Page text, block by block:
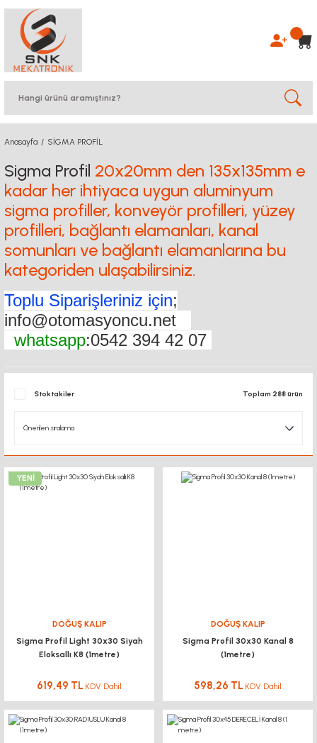
Anasayfa SİGMA PROFİL
Sigma Profil 20x20mm den 135x135mm e
kadar her ihtiyaca uygun aluminyum
sigma profiller, konveyör profilleri, yüzey
profilleri, bağlantı elamanları, kanal
somunları ve bağlantı elamanlarına bu
kategoriden ulaşabilirsiniz.
Toplu Siparişleriniz için;
info@otomasyoncu.net
whatsapp:0542 394 42 07
Stoktakiler Toplam 288 ürün
YENİ
DOĞUŞ KALIP
Sigma Profil Light 30x30 Siyah
Eloksallı K8 (1metre)
619,49 TL KDV Dahil
DOĞUŞ KALIP
Sigma Profil 30x30 Kanal 8
(1metre)
598,26 TL KDV Dahil